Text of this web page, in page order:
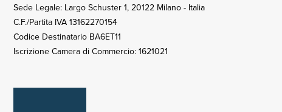
Sede Legale: Largo Schuster 1, 20122 Milano - Italia
C.F./Partita IVA 13162270154
Codice Destinatario BA6ET11
Iscrizione Camera di Commercio: 1621021